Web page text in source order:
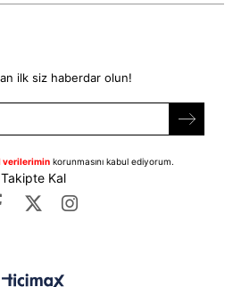
ilk siz haberdar olun!
verilerimin korunmasını kabul ediyorum.
Takipte Kal